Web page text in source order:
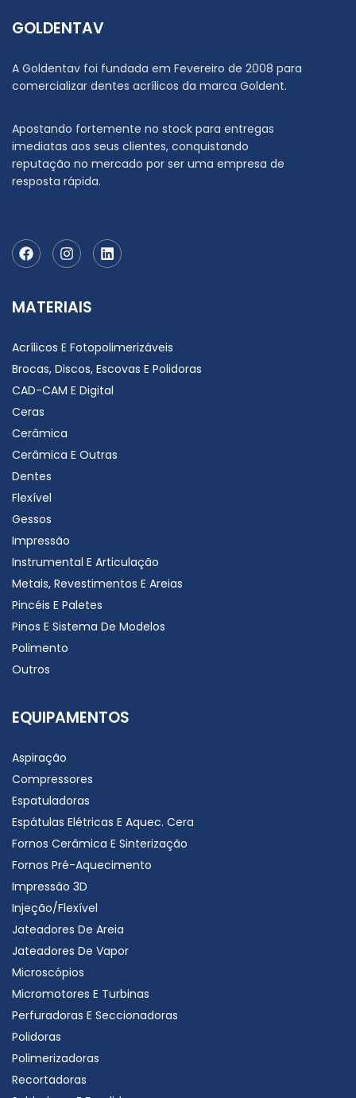
GOLDENTAV
A Goldentav foi fundada em Fevereiro de 2008 para
comercializar dentes acrílicos da marca Goldent.
Apostando fortemente no stock para entregas
imediatas aos seus clientes, conquistando
reputação no mercado por ser uma empresa de
resposta rápida.
MATERIAIS
Acrílicos E Fotopolimerizáveis
Brocas, Discos, Escovas E Polidoras
CAD-CAM E Digital
Ceras
Cerâmica
Cerâmica E Outras
Dentes
Flexível
Gessos
Impressão
Instrumental E Articulação
Metais, Revestimentos E Areias
Pincéis E Paletes
Pinos E Sistema De Modelos
Polimento
Outros
EQUIPAMENTOS
Aspiração
Compressores
Espatuladoras
Espátulas Elétricas E Aquec. Cera
Fornos Cerâmica E Sinterização
Fornos Pré-Aquecimento
Impressão 3D
Injeção/Flexível
Jateadores De Areia
Jateadores De Vapor
Microscópios
Micromotores E Turbinas
Perfuradoras E Seccionadoras
Polidoras
Polimerizadoras
Recortadoras